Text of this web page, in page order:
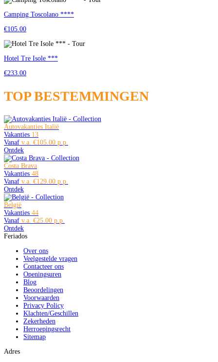
Camping Toscolano ****
€105.00
Hotel Tre Isole ***
€233.00
TOP BESTEMMINGEN
Autovakanties Italië
Vakanties 13
Vanaf
€105.00
Ontdek
Costa Brava
Vakanties 48
Vanaf
€129.00
Ontdek
België
Vakanties 44
Vanaf
€25.00
Ontdek
Feriados
Over ons
Veelgestelde vragen
Contacteer ons
Openingsuren
Blog
Beoordelingen
Voorwaarden
Privacy Policy
Klachten/Geschillen
Zekerheden
Herroepingsrecht
Sitemap
Adres